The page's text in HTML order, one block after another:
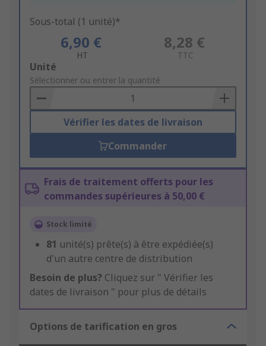
Sous-total (1 unité)*
6,90 €
HT
8,28 €
TTC
Add
to
Basket
Unité
Sélectionner ou entrer la quantité
Vérifier les dates de livraison
Commander
Frais de traitement offerts pour les
commandes supérieures à 50,00 €
Stock limité
81 unité(s) prête(s) à être expédiée(s)
d'un autre centre de distribution
Besoin de plus? Cliquez sur " Vérifier les
dates de livraison " pour plus de détails
Options de tarification en gros